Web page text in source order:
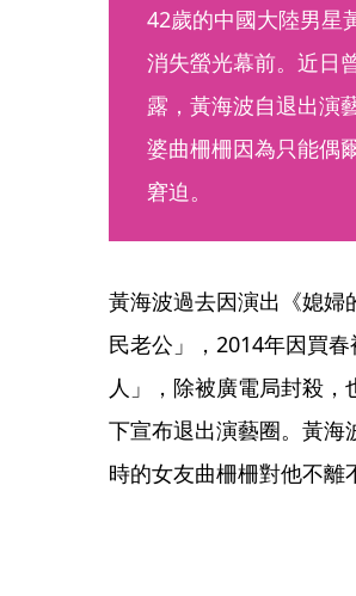
42歲的中國大陸男星
消失螢光幕前。近日
露，黃海波自退出演
婆曲柵柵因為只能偶
窘迫。
黃海波過去因演出《媳婦
民老公」，2014年因買
人」，除被廣電局封殺
下宣布退出演藝圈。黃海
時的女友曲柵柵對他不離